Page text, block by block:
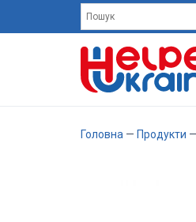
Головна — Продукти —